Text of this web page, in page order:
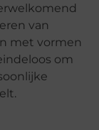
van
met vormen
om